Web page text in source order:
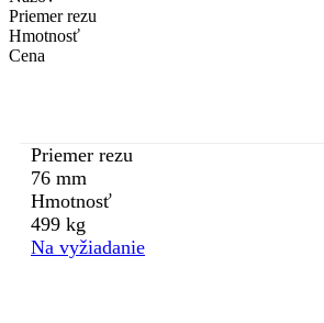
Priemer rezu
Hmotnosť
Cena
Priemer rezu
76 mm
Hmotnosť
499 kg
Na vyžiadanie